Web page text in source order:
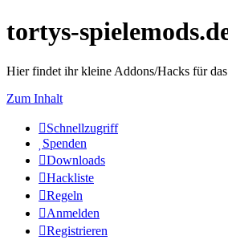
tortys-
Hier findet ihr kleine Addons/Hacks für
Zum Inhalt
Schnellzugriff
Spenden
Downloads
Hackliste
Regeln
Anmelden
Registrieren